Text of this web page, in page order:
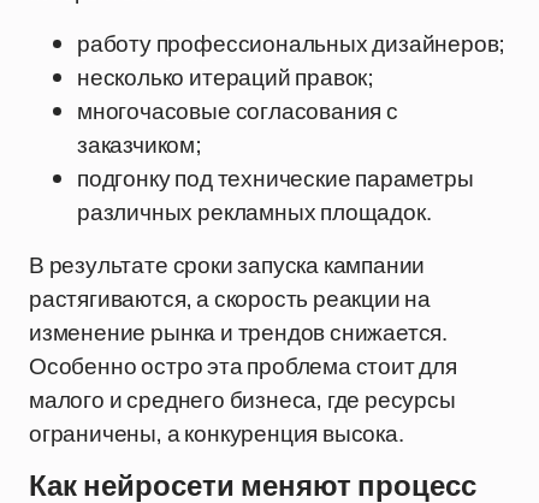
работу профессиональных дизайнеров;
несколько итераций правок;
многочасовые согласования с
заказчиком;
подгонку под технические параметры
различных рекламных площадок.
В результате сроки запуска кампании
растягиваются, а скорость реакции на
изменение рынка и трендов снижается.
Особенно остро эта проблема стоит для
малого и среднего бизнеса, где ресурсы
ограничены, а конкуренция высока.
Как нейросети меняют процесс